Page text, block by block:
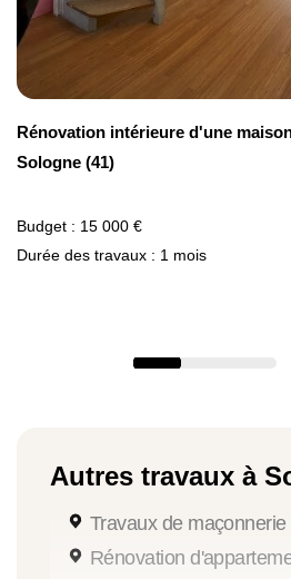
Rénovation intérieure d'une
Sologne (41)
Budget : 15 000 €
Durée des travaux : 1 mois
Autres travaux à
Travaux de
Rénovation